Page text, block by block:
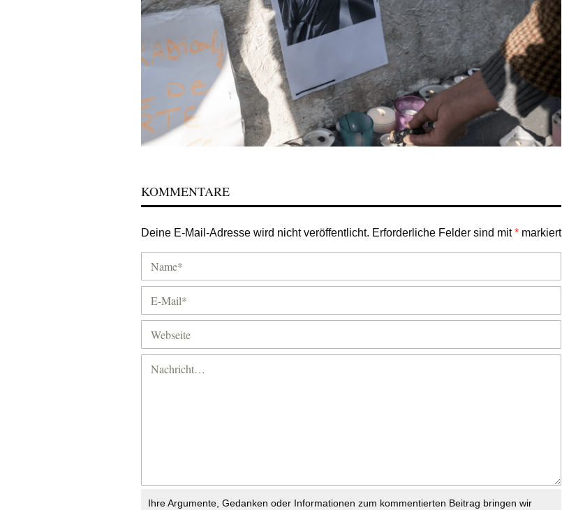
KOMMENTARE
Deine E-Mail-Adresse wird nicht veröffentlicht. Erforderliche Felder sind mit* markiert
Ihre Argumente, Gedanken oder Informationen zum kommentierten Beitrag bringen wir